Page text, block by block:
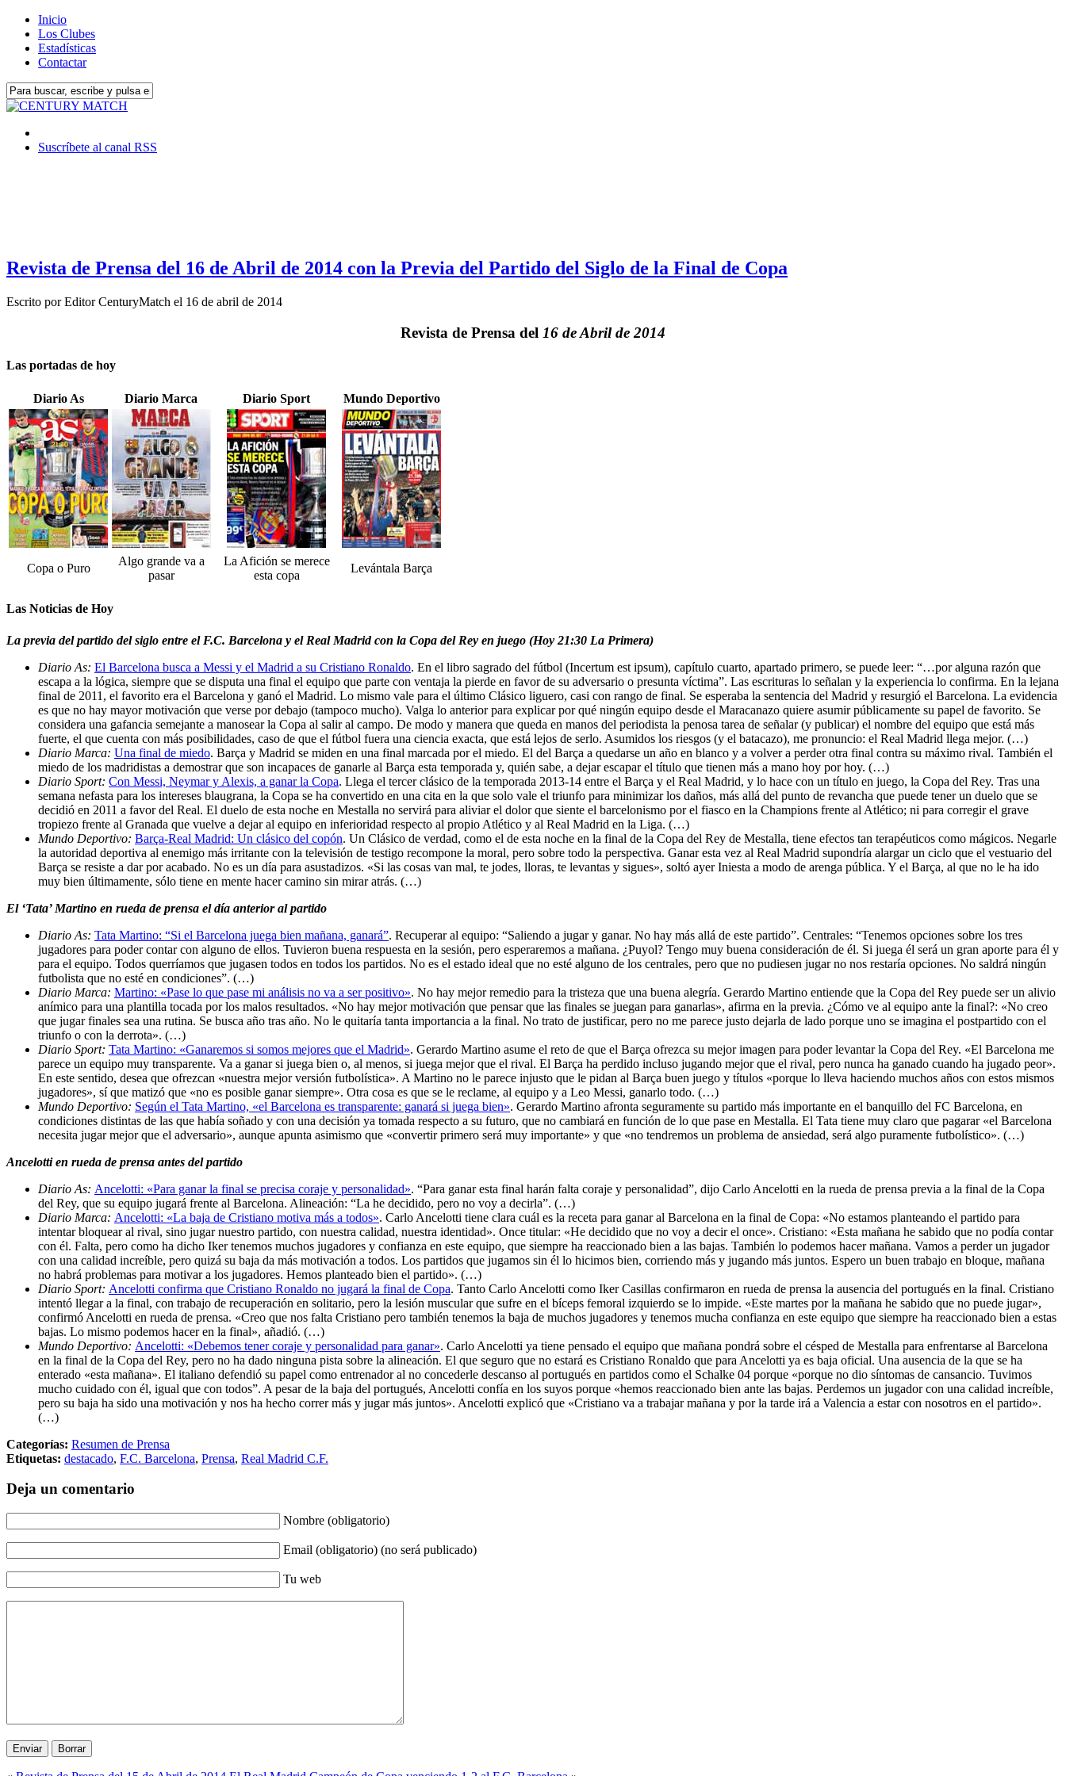
Inicio
Los Clubes
Estadísticas
Contactar
Suscríbete al canal RSS
Revista de Prensa del 16 de Abril de 2014 con la Previa del Partido del Siglo de la Final de Copa
Escrito porEditor CenturyMatch el 16 de abril de 2014
Revista de Prensa del 16 de Abril de 2014
Las portadas de hoy
Diario As Diario Marca Diario Sport Mundo Deportivo
Copa o Puro
Algo grande va a
pasar
La Afición se merece
esta copa
Levántala Barça
Las Noticias de Hoy
La previa del partido del siglo entre el F.C. Barcelona y el Real Madrid con la Copa del Rey en juego (Hoy 21:30 La Primera)
Diario As: El Barcelona busca a Messi y el Madrid a su Cristiano Ronaldo. En el libro sagrado del fútbol (Incertum est ipsum), capítulo cuarto, apartado primero, se puede leer: “…por alguna razón que
escapa a la lógica, siempre que se disputa una final el equipo que parte con ventaja la pierde en favor de su adversario o presunta víctima”. Las escrituras lo señalan y la experiencia lo confirma. En la lejana
final de 2011, el favorito era el Barcelona y ganó el Madrid. Lo mismo vale para el último Clásico liguero, casi con rango de final. Se esperaba la sentencia del Madrid y resurgió el Barcelona. La evidencia
es que no hay mayor motivación que verse por debajo (tampoco mucho). Valga lo anterior para explicar por qué ningún equipo desde el Maracanazo quiere asumir públicamente su papel de favorito. Se
considera una gafancia semejante a manosear la Copa al salir al campo. De modo y manera que queda en manos del periodista la penosa tarea de señalar (y publicar) el nombre del equipo que está más
fuerte, el que cuenta con más posibilidades, caso de que el fútbol fuera una ciencia exacta, que está lejos de serlo. Asumidos los riesgos (y el batacazo), me pronuncio: el Real Madrid llega mejor. (…)
Diario Marca: Una final de miedo. Barça y Madrid se miden en una final marcada por el miedo. El del Barça a quedarse un año en blanco y a volver a perder otra final contra su máximo rival. También el
miedo de los madridistas a demostrar que son incapaces de ganarle al Barça esta temporada y, quién sabe, a dejar escapar el título que tienen más a mano hoy por hoy. (…)
Diario Sport: Con Messi, Neymar y Alexis, a ganar la Copa. Llega el tercer clásico de la temporada 2013-14 entre el Barça y el Real Madrid, y lo hace con un título en juego, la Copa del Rey. Tras una
semana nefasta para los intereses blaugrana, la Copa se ha convertido en una cita en la que solo vale el triunfo para minimizar los daños, más allá del punto de revancha que puede tener un duelo que se
decidió en 2011 a favor del Real. El duelo de esta noche en Mestalla no servirá para aliviar el dolor que siente el barcelonismo por el fiasco en la Champions frente al Atlético; ni para corregir el grave
tropiezo frente al Granada que vuelve a dejar al equipo en inferioridad respecto al propio Atlético y al Real Madrid en la Liga. (…)
Mundo Deportivo: Barça-Real Madrid: Un clásico del copón. Un Clásico de verdad, como el de esta noche en la final de la Copa del Rey de Mestalla, tiene efectos tan terapéuticos como mágicos. Negarle
la autoridad deportiva al enemigo más irritante con la televisión de testigo recompone la moral, pero sobre todo la perspectiva. Ganar esta vez al Real Madrid supondría alargar un ciclo que el vestuario del
Barça se resiste a dar por acabado. No es un día para asustadizos. «Si las cosas van mal, te jodes, lloras, te levantas y sigues», soltó ayer Iniesta a modo de arenga pública. Y el Barça, al que no le ha ido
muy bien últimamente, sólo tiene en mente hacer camino sin mirar atrás. (…)
El ‘Tata’ Martino en rueda de prensa el día anterior al partido
Diario As: Tata Martino: “Si el Barcelona juega bien mañana, ganará”. Recuperar al equipo: “Saliendo a jugar y ganar. No hay más allá de este partido”. Centrales: “Tenemos opciones sobre los tres
jugadores para poder contar con alguno de ellos. Tuvieron buena respuesta en la sesión, pero esperaremos a mañana. ¿Puyol? Tengo muy buena consideración de él. Si juega él será un gran aporte para él y
para el equipo. Todos querríamos que jugasen todos en todos los partidos. No es el estado ideal que no esté alguno de los centrales, pero que no pudiesen jugar no nos restaría opciones. No saldrá ningún
futbolista que no esté en condiciones”. (…)
Diario Marca: Martino: «Pase lo que pase mi análisis no va a ser positivo». No hay mejor remedio para la tristeza que una buena alegría. Gerardo Martino entiende que la Copa del Rey puede ser un alivio
anímico para una plantilla tocada por los malos resultados. «No hay mejor motivación que pensar que las finales se juegan para ganarlas», afirma en la previa. ¿Cómo ve al equipo ante la final?: «No creo
que jugar finales sea una rutina. Se busca año tras año. No le quitaría tanta importancia a la final. No trato de justificar, pero no me parece justo dejarla de lado porque uno se imagina el postpartido con el
triunfo o con la derrota». (…)
Diario Sport: Tata Martino: «Ganaremos si somos mejores que el Madrid». Gerardo Martino asume el reto de que el Barça ofrezca su mejor imagen para poder levantar la Copa del Rey. «El Barcelona me
parece un equipo muy transparente. Va a ganar si juega bien o, al menos, si juega mejor que el rival. El Barça ha perdido incluso jugando mejor que el rival, pero nunca ha ganado cuando ha jugado peor».
En este sentido, desea que ofrezcan «nuestra mejor versión futbolística». A Martino no le parece injusto que le pidan al Barça buen juego y títulos «porque lo lleva haciendo muchos años con estos mismos
jugadores», sí que matizó que «no es posible ganar siempre». Otra cosa es que se le reclame, al equipo y a Leo Messi, ganarlo todo. (…)
Mundo Deportivo: Según el Tata Martino, «el Barcelona es transparente: ganará si juega bien». Gerardo Martino afronta seguramente su partido más importante en el banquillo del FC Barcelona, en
condiciones distintas de las que había soñado y con una decisión ya tomada respecto a su futuro, que no cambiará en función de lo que pase en Mestalla. El Tata tiene muy claro que pagarar «el Barcelona
necesita jugar mejor que el adversario», aunque apunta asimismo que «convertir primero será muy importante» y que «no tendremos un problema de ansiedad, será algo puramente futbolístico». (…)
Ancelotti en rueda de prensa antes del partido
Diario As: Ancelotti: «Para ganar la final se precisa coraje y personalidad». “Para ganar esta final harán falta coraje y personalidad”, dijo Carlo Ancelotti en la rueda de prensa previa a la final de la Copa
del Rey, que su equipo jugará frente al Barcelona. Alineación: “La he decidido, pero no voy a decirla”. (…)
Diario Marca: Ancelotti: «La baja de Cristiano motiva más a todos». Carlo Ancelotti tiene clara cuál es la receta para ganar al Barcelona en la final de Copa: «No estamos planteando el partido para
intentar bloquear al rival, sino jugar nuestro partido, con nuestra calidad, nuestra identidad». Once titular: «He decidido que no voy a decir el once». Cristiano: «Esta mañana he sabido que no podía contar
con él. Falta, pero como ha dicho Iker tenemos muchos jugadores y confianza en este equipo, que siempre ha reaccionado bien a las bajas. También lo podemos hacer mañana. Vamos a perder un jugador
con una calidad increíble, pero quizá su baja da más motivación a todos. Los partidos que jugamos sin él lo hicimos bien, corriendo más y jugando más juntos. Espero un buen trabajo en bloque, mañana
no habrá problemas para motivar a los jugadores. Hemos planteado bien el partido». (…)
Diario Sport: Ancelotti confirma que Cristiano Ronaldo no jugará la final de Copa. Tanto Carlo Ancelotti como Iker Casillas confirmaron en rueda de prensa la ausencia del portugués en la final. Cristiano
intentó llegar a la final, con trabajo de recuperación en solitario, pero la lesión muscular que sufre en el bíceps femoral izquierdo se lo impide. «Este martes por la mañana he sabido que no puede jugar»,
confirmó Ancelotti en rueda de prensa. «Creo que nos falta Cristiano pero también tenemos la baja de muchos jugadores y tenemos mucha confianza en este equipo que siempre ha reaccionado bien a estas
bajas. Lo mismo podemos hacer en la final», añadió. (…)
Mundo Deportivo: Ancelotti: «Debemos tener coraje y personalidad para ganar». Carlo Ancelotti ya tiene pensado el equipo que mañana pondrá sobre el césped de Mestalla para enfrentarse al Barcelona
en la final de la Copa del Rey, pero no ha dado ninguna pista sobre la alineación. El que seguro que no estará es Cristiano Ronaldo que para Ancelotti ya es baja oficial. Una ausencia de la que se ha
enterado «esta mañana». El italiano defendió su papel como entrenador al no concederle descanso al portugués en partidos como el Schalke 04 porque «porque no dio síntomas de cansancio. Tuvimos
mucho cuidado con él, igual que con todos”. A pesar de la baja del portugués, Ancelotti confía en los suyos porque «hemos reaccionado bien ante las bajas. Perdemos un jugador con una calidad increíble,
pero su baja ha sido una motivación y nos ha hecho correr más y jugar más juntos». Ancelotti explicó que «Cristiano va a trabajar mañana y por la tarde irá a Valencia a estar con nosotros en el partido».
(…)
Categorías: Resumen de Prensa
Etiquetas: destacado, F.C. Barcelona, Prensa, Real Madrid C.F.
Deja un comentario
Nombre (obligatorio)
Email (obligatorio) (no será publicado)
Tu web